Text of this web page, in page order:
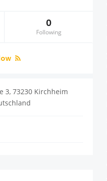
0
Following
3, 73230 Kirchheim